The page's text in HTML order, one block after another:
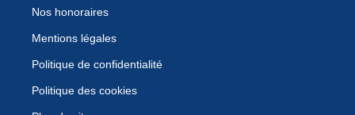
Nos honoraires
Mentions légales
Politique de confidentialité
Politique des cookies